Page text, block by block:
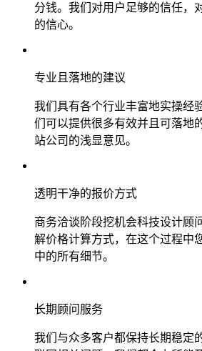
分钱。我们对用户足够的信任，
的信心。
专业且落地的建议
我们具有各个行业丰富地实操经
们可以提供很多有效并且可落地
站公司的浅显意见。
透明干净的报价方式
商务洽谈阶段挖机会科技设计顾
解价格计算方式，在这个过程中
中的所有细节。
长期顾问服务
我们与众多客户都保持长期稳定